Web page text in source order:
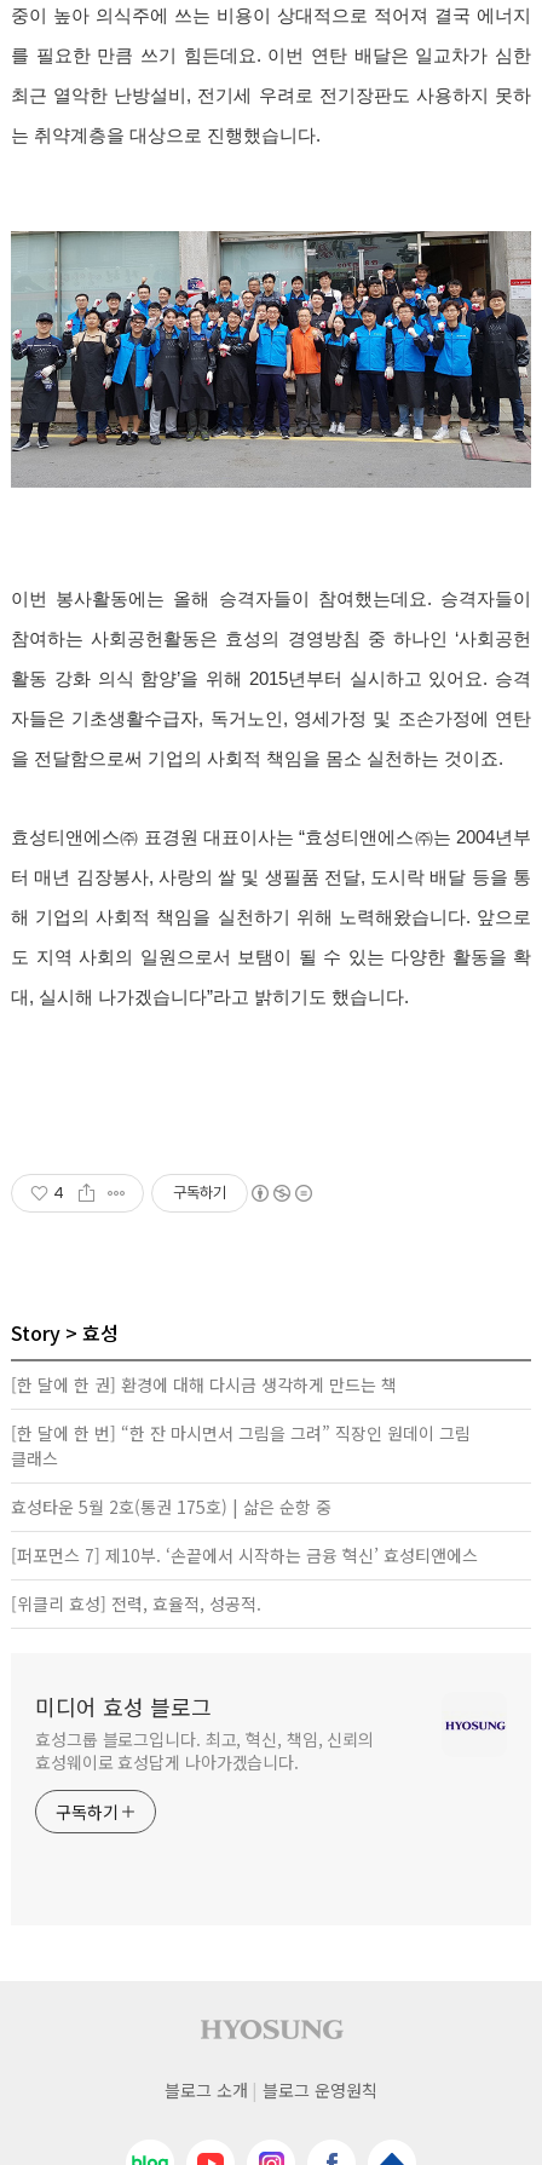
중이 높아 의식주에 쓰는 비용이 상대적으로 적어져 결국 에너지
를 필요한 만큼 쓰기 힘든데요. 이번 연탄 배달은 일교차가 심한
최근 열악한 난방설비, 전기세 우려로 전기장판도 사용하지 못하
는 취약계층을 대상으로 진행했습니다.
이번 봉사활동에는 올해 승격자들이 참여했는데요. 승격자들이
참여하는 사회공헌활동은 효성의 경영방침 중 하나인 ‘사회공헌
활동 강화 의식 함양’을 위해 2015년부터 실시하고 있어요. 승격
자들은 기초생활수급자, 독거노인, 영세가정 및 조손가정에 연탄
을 전달함으로써 기업의 사회적 책임을 몸소 실천하는 것이죠.
효성티앤에스㈜ 표경원 대표이사는 “효성티앤에스㈜는 2004년부
터 매년 김장봉사, 사랑의 쌀 및 생필품 전달, 도시락 배달 등을 통
해 기업의 사회적 책임을 실천하기 위해 노력해왔습니다. 앞으로
도 지역 사회의 일원으로서 보탬이 될 수 있는 다양한 활동을 확
대, 실시해 나가겠습니다”라고 밝히기도 했습니다.
4 구독하기
Story 효성
[한 달에 한 권] 환경에 대해 다시금 생각하게 만드는 책
[한 달에 한 번] “한 잔 마시면서 그림을 그려” 직장인 원데이 그림
클래스
효성타운 5월 2호(통권 175호) | 삶은 순항 중
[퍼포먼스 7] 제10부. ‘손끝에서 시작하는 금융 혁신’ 효성티앤에스
[위클리 효성] 전력, 효율적, 성공적.
미디어 효성 블로그
효성그룹 블로그입니다. 최고, 혁신, 책임, 신뢰의
효성웨이로 효성답게 나아가겠습니다.
구독하기
사이트 푸터
푸터
블로그 소개 블로그 운영원칙
네이버블로그
유튜브 인스타그램페이스북 효성